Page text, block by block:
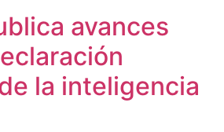
avances
la inteligencia